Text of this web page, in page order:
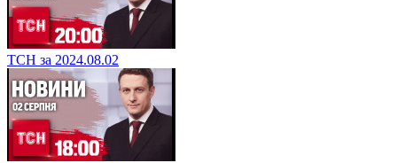
ТСН за 2024.08.02